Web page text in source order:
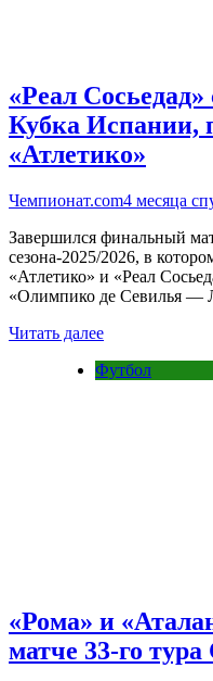
«Реал Сосьедад»
Кубка Испании,
«Атлетико»
Чемпионат.com4 месяца
Завершился финальный
сезона-2025/2026, в
«Атлетико» и «Реал
«Олимпико де Севилья —
Читать далее
Футбол
«Рома» и
матче 33-го